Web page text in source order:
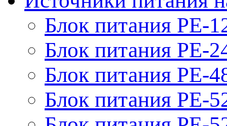
Блок питания PE-
Блок питания PE-
Блок питания PE-
Блок питания PE-